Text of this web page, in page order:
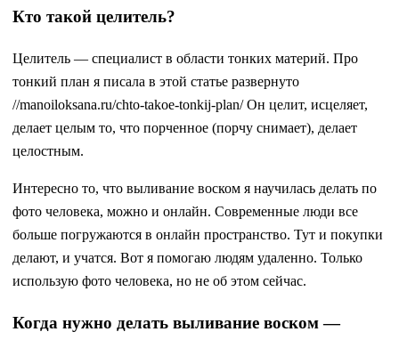
Кто такой целитель?
Целитель — специалист в области тонких материй. Про
тонкий план я писала в этой статье развернуто
//manoiloksana.ru/chto-takoe-tonkij-plan/ Он целит, исцеляет,
делает целым то, что порченное (порчу снимает), делает
целостным.
Интересно то, что выливание воском я научилась делать по
фото человека, можно и онлайн. Современные люди все
больше погружаются в онлайн пространство. Тут и покупки
делают, и учатся. Вот я помогаю людям удаленно. Только
использую фото человека, но не об этом сейчас.
Когда нужно делать выливание воском —